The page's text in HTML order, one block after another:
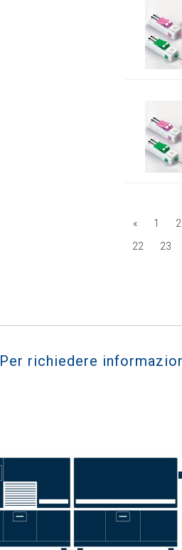
« 1 2
22
23
Per richiedere